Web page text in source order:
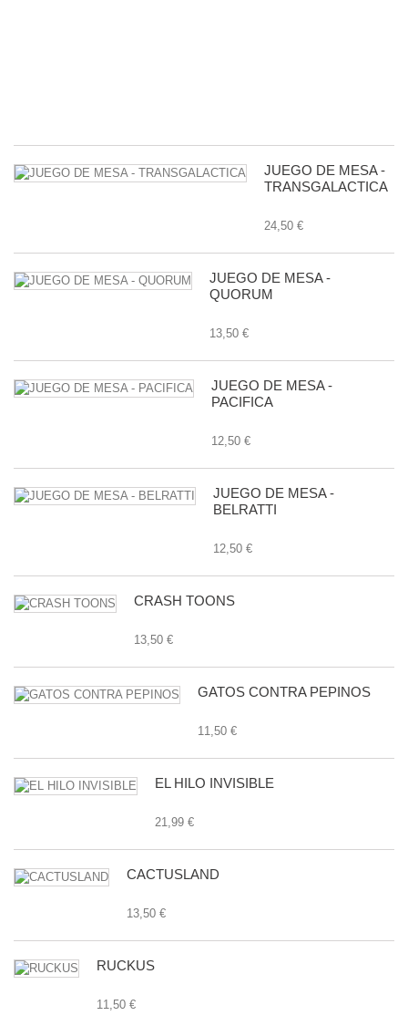
JUEGO DE MESA -
TRANSGALACTICA
24,50 €
JUEGO DE MESA -
QUORUM
13,50 €
JUEGO DE MESA -
PACIFICA
12,50 €
JUEGO DE MESA -
BELRATTI
12,50 €
CRASH TOONS
13,50 €
GATOS CONTRA PEPINOS
11,50 €
EL HILO INVISIBLE
21,99 €
CACTUSLAND
13,50 €
RUCKUS
11,50 €